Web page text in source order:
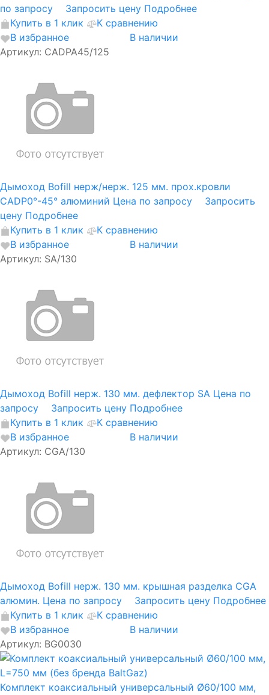
по запросу
Запросить цену Подробнее
Купить в 1 клик
К сравнению
В избранное
В наличии
Артикул: CADPA45/125
Дымоход Bofill нерж/нерж. 125 мм. прох.кровли
CADP0°-45° алюминий Цена по запросу
Запросить
цену Подробнее
Купить в 1 клик
К сравнению
В избранное
В наличии
Артикул: SA/130
Дымоход Bofill нерж. 130 мм. дефлектор SA Цена по
запросу
Запросить цену Подробнее
Купить в 1 клик
К сравнению
В избранное
В наличии
Артикул: CGA/130
Дымоход Bofill нерж. 130 мм. крышная разделка CGA
алюмин. Цена по запросу Запросить цену Подробнее
Купить в 1 клик
К сравнению
В избранное
В наличии
Артикул: BG0030
Комплект коаксиальный универсальный Ø60/100 мм,